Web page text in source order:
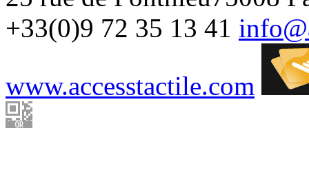
+33(0)9 72 35 13 41
www.accesstactile.com